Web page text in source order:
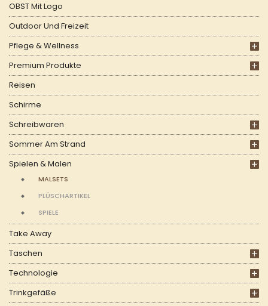
OBST Mit Logo
Outdoor Und Freizeit
Pflege & Wellness
Premium Produkte
Reisen
Schirme
Schreibwaren
Sommer Am Strand
Spielen & Malen
MALSETS
PLÜSCHARTIKEL
SPIELE
Take Away
Taschen
Technologie
Trinkgefäße